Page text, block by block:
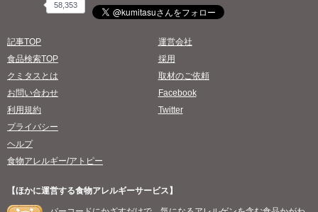
58,353
記事TOP
食品検索TOP
クミタスとは
お問い合わせ
利用規約
プライバシー
ヘルプ
食物アレルギー/アトピー
運営会社
採用
取材のご依頼
Facebook
Twitter
【ほかに運営する食物アレルギーサービス】